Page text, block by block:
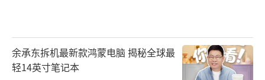
余承东拆机最新款鸿蒙电脑 揭秘全球最
轻14英寸笔记本